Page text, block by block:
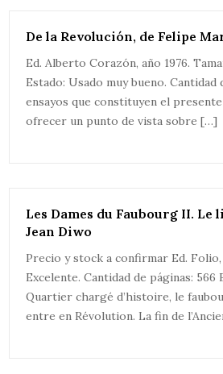
De la Revolución, de Felipe
Ed. Alberto Corazón, año 1976.
Estado: Usado muy bueno. Cantidad
ensayos que constituyen el
ofrecer un punto de vista sobre […]
Les Dames du Faubourg II. Le
Jean Diwo
Precio y stock a confirmar Ed. Folio,
Excelente. Cantidad de páginas: 566
Quartier chargé d’histoire, le
entre en Révolution. La fin de